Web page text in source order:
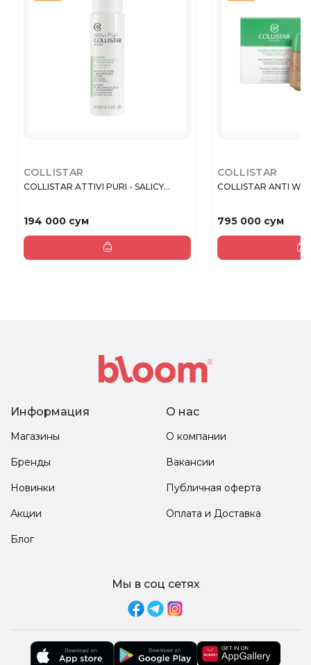
COLLISTAR
COLLISTAR ATTIVI PURI - SALICY...
194 000 сум
COLLISTAR
COLLISTAR ANTI
795 000 сум
Информация
Магазины
Бренды
Новинки
Акции
Блог
О нас
О компании
Вакансии
Публичная оферта
Оплата и Доставка
Мы в соц сетях